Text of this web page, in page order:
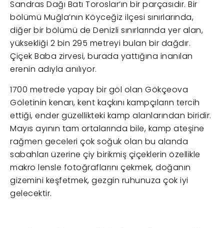
Sandras Dağı Batı Toroslar’ın bir parçasıdır. Bir
bölümü Muğla’nın Köyceğiz ilçesi sınırlarında,
diğer bir bölümü de Denizli sınırlarında yer alan,
yüksekliği 2 bin 295 metreyi bulan bir dağdır.
Çiçek Baba zirvesi, burada yattığına inanılan
erenin adıyla anılıyor.
1700 metrede yapay bir göl olan Gökçeova
Göletinin kenarı, kent kaçkını kampçıların tercih
ettiği, ender güzellikteki kamp alanlarından biridir.
Mayıs ayının tam ortalarında bile, kamp ateşine
rağmen geceleri çok soğuk olan bu alanda
sabahları üzerine çiy birikmiş çiçeklerin özellikle
makro lensle fotoğraflarını çekmek, doğanın
gizemini keşfetmek, gezgin ruhunuza çok iyi
gelecektir.